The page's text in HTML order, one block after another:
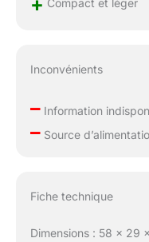
Inconvénients
–Information
–Source
Fiche technique
Dimensions : 58 x 29